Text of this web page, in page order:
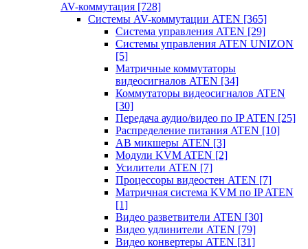
AV-коммутация [728]
Системы AV-коммутации ATEN [365]
Система управления ATEN [29]
Системы управления ATEN UNIZON
[5]
Матричные коммутаторы
видеосигналов ATEN [34]
Коммутаторы видеосигналов ATEN
[30]
Передача аудио/видео по IP ATEN [25]
Распределение питания ATEN [10]
АВ микшеры ATEN [3]
Модули KVM ATEN [2]
Усилители ATEN [7]
Процессоры видеостен ATEN [7]
Матричная система KVM по IP ATEN
[1]
Видео разветвители ATEN [30]
Видео удлинители ATEN [79]
Видео конвертеры ATEN [31]